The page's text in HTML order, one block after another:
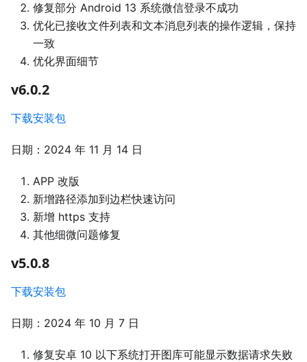
修复部分 Android 13 系统微信登录不成功
优化已接收文件列表和文本消息列表的操作逻辑，保持
一致
优化界面细节
v6.0.2
下载安装包
日期：2024 年 11 月 14 日
APP 改版
新增路径添加到边栏快速访问
新增 https 支持
其他细微问题修复
v5.0.8
下载安装包
日期：2024 年 10 月 7 日
修复安卓 10 以下系统打开图库可能显示数据请求失败